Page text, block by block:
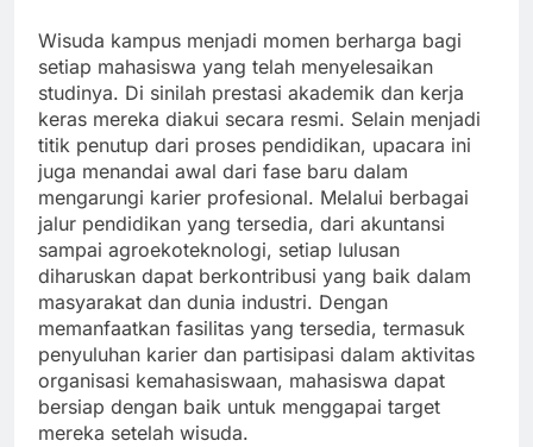
Wisuda kampus menjadi momen berharga bagi
setiap mahasiswa yang telah menyelesaikan
studinya. Di sinilah prestasi akademik dan kerja
keras mereka diakui secara resmi. Selain menjadi
titik penutup dari proses pendidikan, upacara ini
juga menandai awal dari fase baru dalam
mengarungi karier profesional. Melalui berbagai
jalur pendidikan yang tersedia, dari akuntansi
sampai agroekoteknologi, setiap lulusan
diharuskan dapat berkontribusi yang baik dalam
masyarakat dan dunia industri. Dengan
memanfaatkan fasilitas yang tersedia, termasuk
penyuluhan karier dan partisipasi dalam aktivitas
organisasi kemahasiswaan, mahasiswa dapat
bersiap dengan baik untuk menggapai target
mereka setelah wisuda.